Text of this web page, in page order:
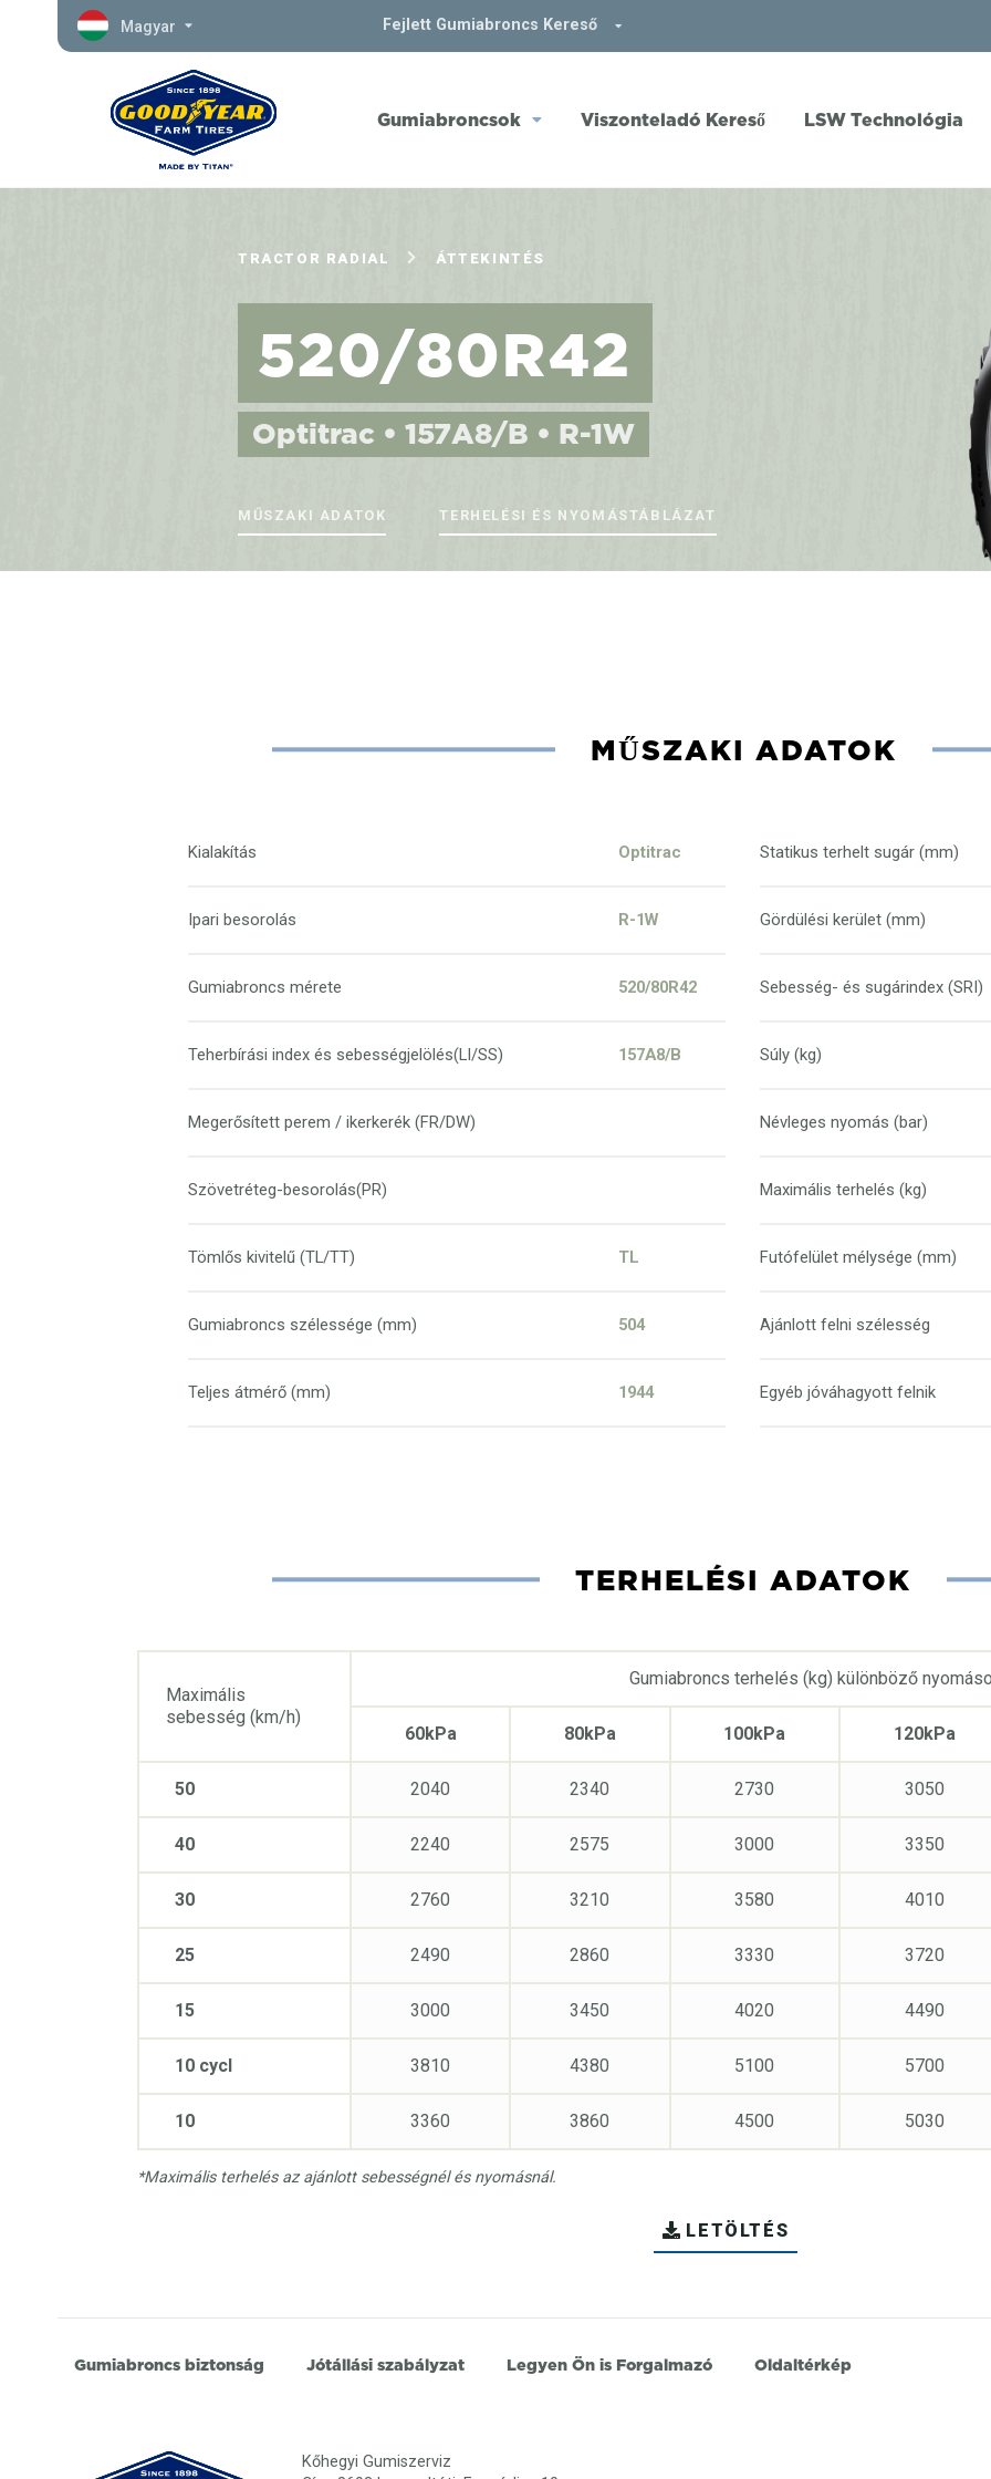
Magyar Fejlett Gumiabroncs Kereső
Gumiabroncsok Viszonteladó Kereső LSW Technológia
TRACTOR RADIAL ÁTTEKINTÉS
520/80R42
Optitrac • 157A8/B • R-1W
MŰSZAKI ADATOK TERHELÉSI ÉS NYOMÁSTÁBLÁZAT
MŰSZAKI ADATOK
Kialakítás Optitrac
Ipari besorolás R-1W
Gumiabroncs mérete 520/80R42
Teherbírási index és sebességjelölés(LI/SS) 157A8/B
Megerősített perem / ikerkerék (FR/DW)
Szövetréteg-besorolás(PR)
Tömlős kivitelű (TL/TT) TL
Gumiabroncs szélessége (mm) 504
Teljes átmérő (mm) 1944
Statikus terhelt sugár (mm)
Gördülési kerület (mm)
Sebesség- és sugárindex (SRI)
Súly (kg)
Névleges nyomás (bar)
Maximális terhelés (kg)
Futófelület mélysége (mm)
Ajánlott felni szélesség
Egyéb jóváhagyott felnik
TERHELÉSI ADATOK
Maximális
sebesség (km/h)
50
40
30
25
15
10 cycl
10
Gumiabroncs terhelés (kg) különböző
60kPa
2040
2240
2760
2490
3000
3810
3360
80kPa
2340
2575
3210
2860
3450
4380
3860
100kPa
2730
3000
3580
3330
4020
5100
4500
120kPa
3050
3350
4010
3720
4490
5700
5030
*Maximális terhelés az ajánlott sebességnél és nyomásnál.
LETÖLTÉS
Gumiabroncs biztonság Jótállási szabályzat Legyen Ön is Forgalmazó Oldaltérkép
Kőhegyi Gumiszerviz